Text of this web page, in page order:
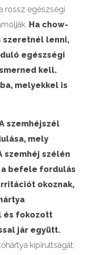
rossz egészségi
Ha chow-
szeretnél lenni,
egészségi
kell.
melyekkel is
szemhéjszél
mely
szemhéj szélén
a befele fordulás
okoznak,
és fokozott
jár együtt.
kipirultságát,